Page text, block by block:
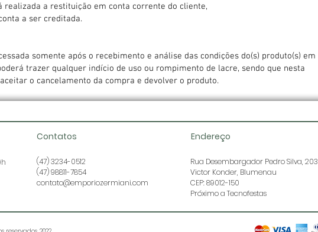
a restituição em conta corrente do cliente,
a ser creditada.
somente após o recebimento e análise das condições do(s) produto(s) em
trazer qualquer indício de uso ou rompimento de lacre, sendo que nesta
o cancelamento da compra e devolver o produto.
Contatos
(47) 3234-0512
(47) 98811-7854
contato@emporiozermiani.com
Endereço
Rua Desembargador Pedro Silva, 203
Victor Konder, Blumenau
CEP: 89012-150
Próximo a Tecnofestas